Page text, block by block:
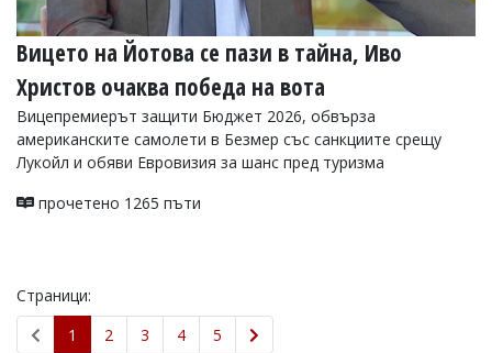
Вицето на Йотова се пази в тайна, Иво
Христов очаква победа на вота
Вицепремиерът защити Бюджет 2026, обвърза
американските самолети в Безмер със санкциите срещу
Лукойл и обяви Евровизия за шанс пред туризма
прочетено 1265 пъти
Страници:
1
2 3 4 5